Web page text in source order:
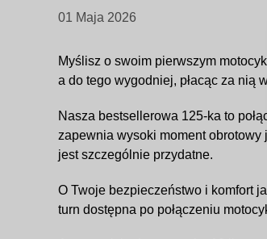
01 Maja 2026
Myślisz o swoim pierwszym
a do tego wygodniej, płacąc za nią
Nasza bestsellerowa 125-ka to
zapewnia wysoki moment obrotowy
jest szczególnie przydatne.
O Twoje bezpieczeństwo i komfort
turn dostępna po połączeniu